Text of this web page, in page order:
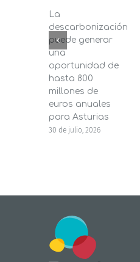
La
descarbonización
puede generar
una
oportunidad de
hasta 800
millones de
euros anuales
para Asturias
30 de julio, 2026